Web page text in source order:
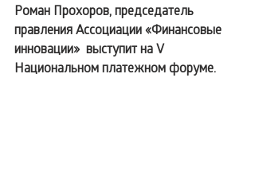
Роман Прохоров, председатель
правления Ассоциации «Финансовые
инновации»  выступит на V
Национальном платежном форуме.